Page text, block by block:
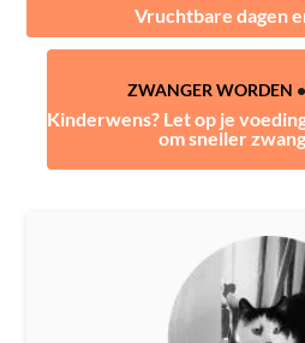
Vruchtbare dagen
ZWANGER WORDEN •
Kinderwens? Let op je
om sneller